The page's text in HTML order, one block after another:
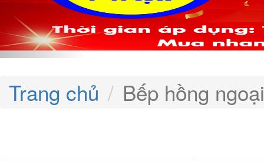
Trang chủ Bếp hồng